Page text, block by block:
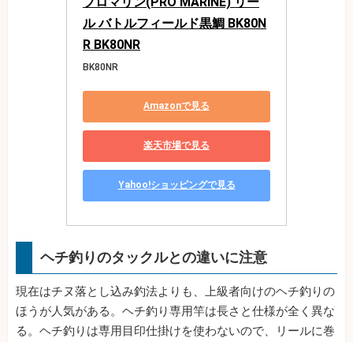
ル バトルフィールド黒鯛 BK80N
R BK80NR
BK80NR
Amazonで見る
楽天市場で見る
Yahoo!ショッピングで見る
ヘチ釣りのタックルとの違いに注意
現在はチヌ落とし込み釣法よりも、上級者向けのヘチ釣りの
ほうが人気がある。ヘチ釣り専用竿は長さと仕様が全く異な
る。ヘチ釣りは専用目印仕掛けを使わないので、リールに巻